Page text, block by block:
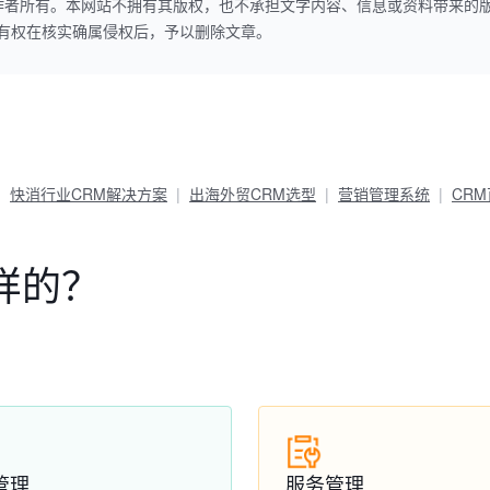
所有。本网站不拥有其版权，也不承担文字内容、信息或资料带来的
权在核实确属侵权后，予以删除文章。
快消行业CRM解决方案 出海外贸CRM选型 营销管理系统
？
理 服务管理